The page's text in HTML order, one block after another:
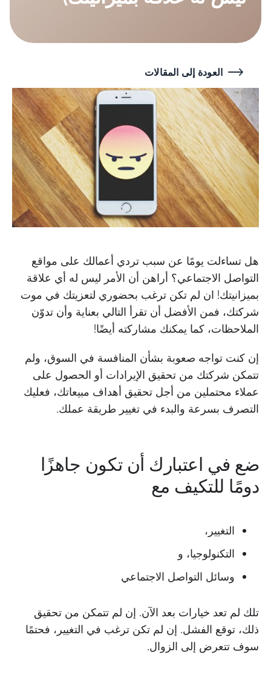
العودة إلى المقالات
هل تساءلت يومًا عن سبب تردي أعمالك على مواقع
التواصل الاجتماعي؟ أراهن أن الأمر ليس له أي علاقة
بميزانيتك! ان لم تكن ترغب بحضوري لتعزيتك في موت
شركتك، فمن الأفضل أن تقرأ التالي بعناية وأن تدوّن
الملاحظات، كما يمكنك مشاركته أيضًا!
إن كنت تواجه صعوبة بشأن المنافسة في السوق، ولم
تتمكن شركتك من تحقيق الإيرادات أو الحصول على
عملاء محتملين من أجل تحقيق أهداف مبيعاتك، فعليك
التصرف بسرعة والبدء في تغيير طريقة عملك.
ضع في اعتبارك أن تكون جاهزًا
دومًا للتكيف مع
التغيير،
التكنولوجيا، و
وسائل التواصل الاجتماعي
تلك لم تعد خيارات بعد الآن. إن لم تتمكن من تحقيق
ذلك، توقع الفشل. إن لم تكن ترغب في التغيير، فحتمًا
سوف تتعرض إلى الزوال.